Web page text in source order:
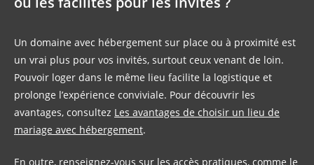
Un domaine avec hébergement sur place ou à proximité est
un vrai plus pour vos invités, surtout ceux venant de loin.
Pouvoir loger dans le même lieu facilite la logistique et
prolonge l’expérience conviviale. Pour découvrir les
avantages, consultez Les avantages de choisir un lieu de
mariage avec hébergement.
En outre, renseignez-vous sur les accès pratiques, comme le